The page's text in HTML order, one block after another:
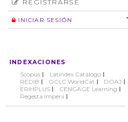
Normas éticas
Número
Autor
REGISTRARSE
INICIAR SESIÓN
INDEXACIONES
Scopus
Latindex Catálogo
REDIB
OCLC WorldCat
DOAJ
ERIHPLUS
CENGAGE Learning
Regesta Imperii